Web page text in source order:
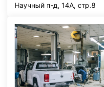
Научный п-д, 14А, стр.8